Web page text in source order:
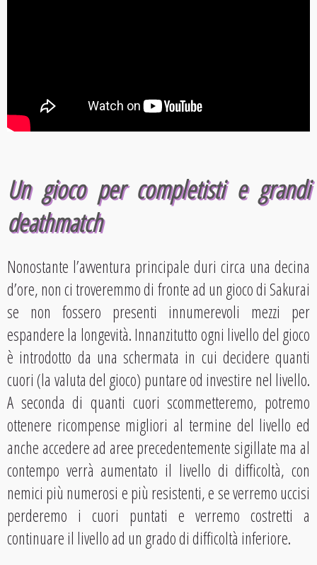
Un gioco per completisti e grandi
deathmatch
Nonostante l’avventura principale duri circa una decina
d’ore, non ci troveremmo di fronte ad un gioco di Sakurai
se non fossero presenti innumerevoli mezzi per
espandere la longevità. Innanzitutto ogni livello del gioco
è introdotto da una schermata in cui decidere quanti
cuori (la valuta del gioco) puntare od investire nel livello.
A seconda di quanti cuori scommetteremo, potremo
ottenere ricompense migliori al termine del livello ed
anche accedere ad aree precedentemente sigillate ma al
contempo verrà aumentato il livello di difficoltà, con
nemici più numerosi e più resistenti, e se verremo uccisi
perderemo i cuori puntati e verremo costretti a
continuare il livello ad un grado di difficoltà inferiore.